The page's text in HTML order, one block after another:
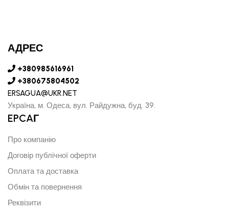
АДРЕС
+380985616961
+380675804502
ERSAGUA@UKR.NET
Україна, м. Одеса, вул. Райдужна, буд. 39.
EPCAГ
Про компанію
Договір публічної оферти
Оплата та доставка
Обмін та повернення
Реквізити